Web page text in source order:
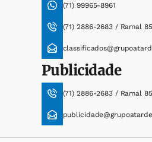
(71) 99965-8961
(71) 2886-2683 / Ramal
Publicidade
(71) 2886-2683 / Ramal